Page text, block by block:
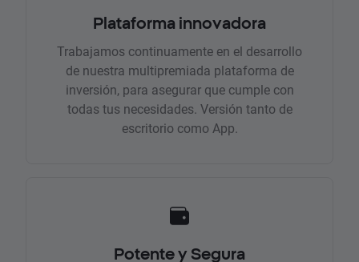
Plataforma innovadora
Trabajamos continuamente en el desarrollo
de nuestra multipremiada plataforma de
inversión, para asegurar que cumple con
todas tus necesidades. Versión tanto de
escritorio como App.
Potente y Segura